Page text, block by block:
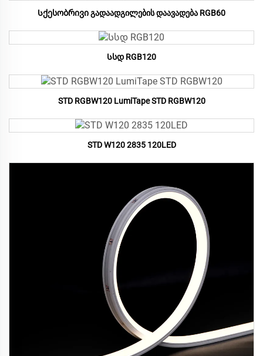
Სქესობრივი გადაადგილების დაავადება RGB60
Სსდ RGB120
STD RGBW120 LumiTape STD RGBW120
STD W120 2835 120LED